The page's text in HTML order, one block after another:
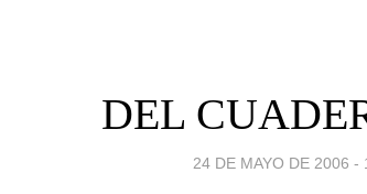
DEL
24 DE MAYO DE 2006 -